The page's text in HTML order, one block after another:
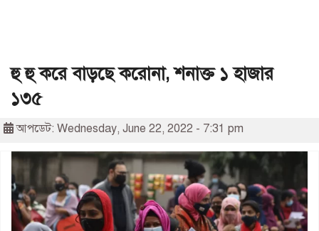
হু হু করে বাড়ছে করোনা, শনাক্ত ১ হাজার
১৩৫
আপডেট: Wednesday, June 22, 2022 - 7:31 pm